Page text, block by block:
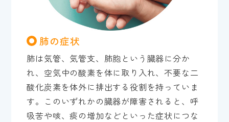
肺の症状
肺は気管、気管支、肺胞という臓器に分か
れ、空気中の酸素を体に取り入れ、不要な二
酸化炭素を体外に排出する役割を持っていま
す。このいずれかの臓器が障害されると、呼
吸苦や咳、痰の増加などといった症状につな